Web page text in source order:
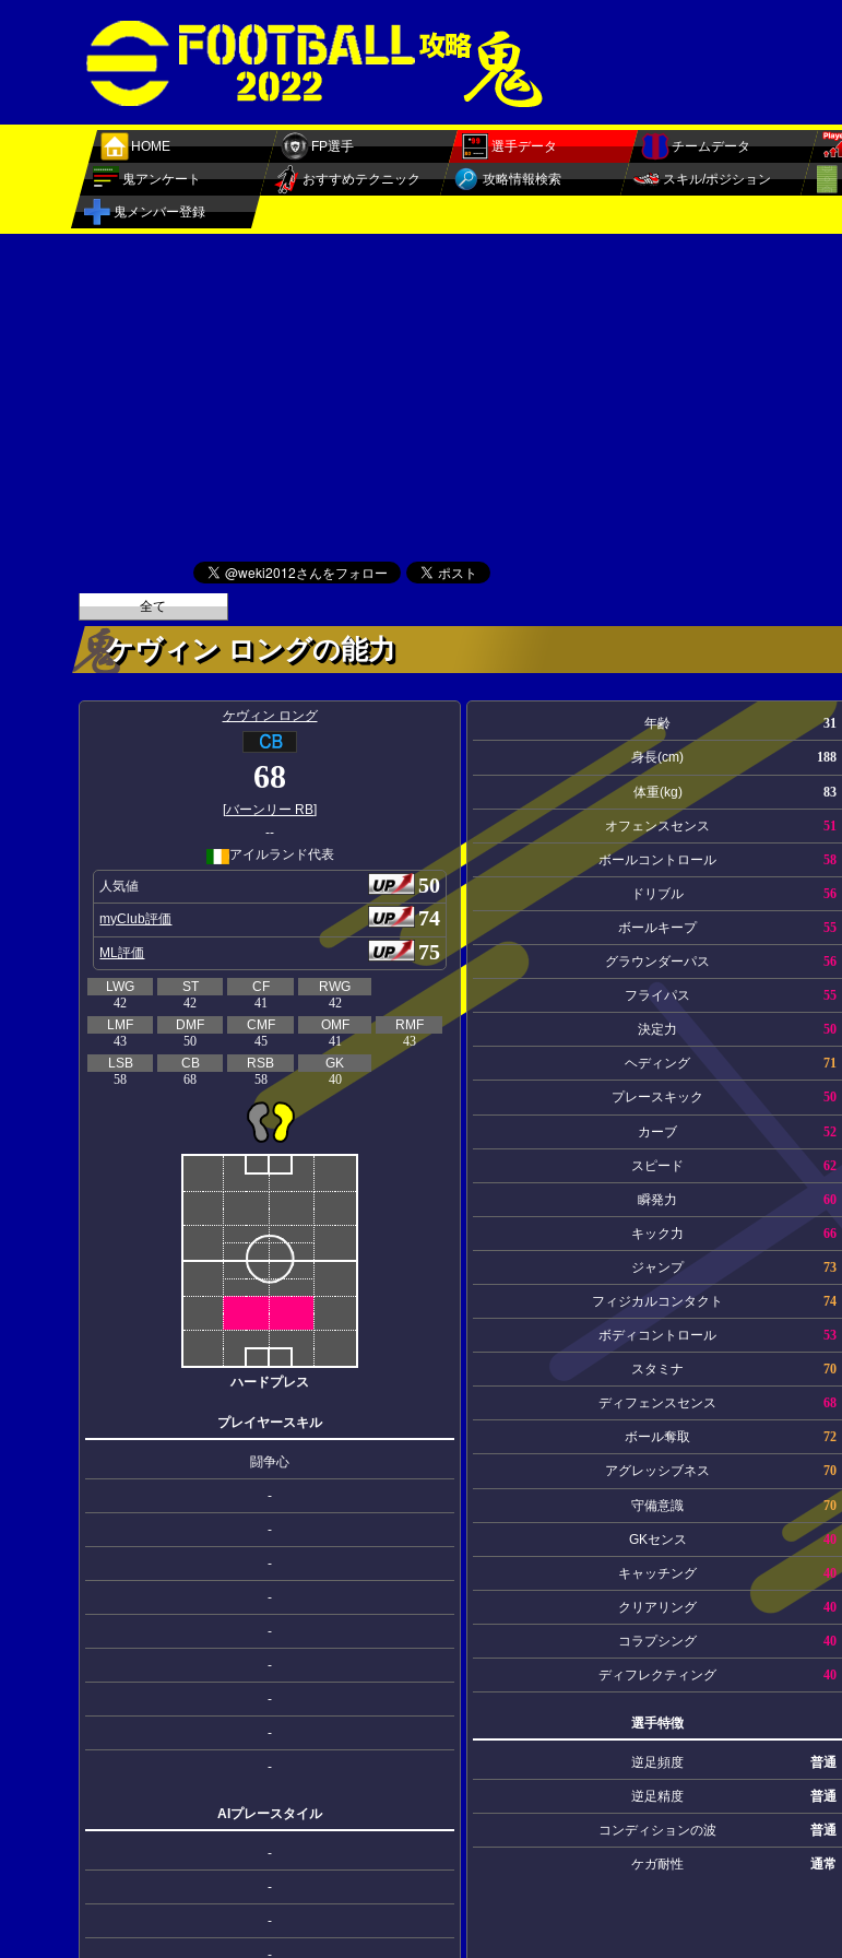
HOME FP選手 選手データ チームデータ
鬼アンケート おすすめテクニック 攻略情報検索 スキル/ポジション
鬼メンバー登録
全て
ケヴィン ロングの能力
ケヴィン ロング
68
[バーンリー RB]
--
アイルランド代表
人気値 50
myClub評価 74
ML評価 75
LWG
42
ST
42
CF
41
RWG
42
LMF
43
DMF
50
CMF
45
OMF
41
RMF
43
LSB
58
CB
68
RSB
58
GK
40
ハードプレス
プレイヤースキル
闘争心
-
-
-
-
-
-
-
-
-
AIプレースタイル
-
-
-
-
31
年齢
188
身長(cm)
83
体重(kg)
51
オフェンスセンス
58
ボールコントロール
56
ドリブル
55
ボールキープ
56
グラウンダーパス
55
フライパス
50
決定力
71
ヘディング
50
プレースキック
52
カーブ
62
スピード
60
瞬発力
66
キック力
73
ジャンプ
74
フィジカルコンタクト
53
ボディコントロール
70
スタミナ
68
ディフェンスセンス
72
ボール奪取
70
アグレッシブネス
70
守備意識
40
GKセンス
40
キャッチング
40
クリアリング
40
コラプシング
40
ディフレクティング
選手特徴
普通
逆足頻度
普通
逆足精度
普通
コンディションの波
通常
ケガ耐性